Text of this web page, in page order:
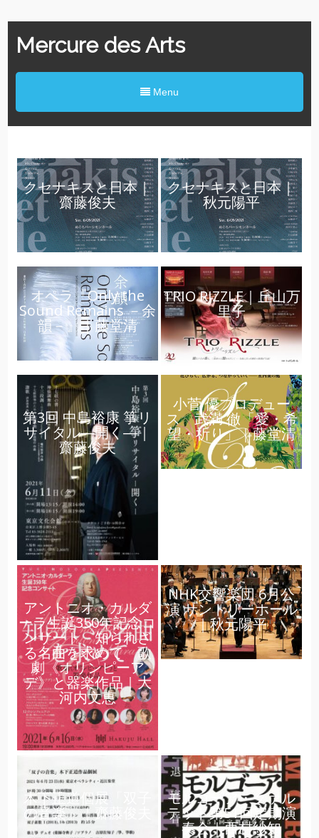
Mercure des Arts
Menu
クセナキスと日本｜
齋藤俊夫
クセナキスと日本｜
秋元陽平
オペラ『Only the
Sound Remains －余
韻－』｜藤堂清
TRIO RIZZLE｜丘山万
里子
第3回 中島裕康 箏リ
サイタル―開く―｜
齋藤俊夫
小菅 優プロデュー
ス 武満 徹「愛・希
望・祈り」｜藤堂清
アントニオ・カルダ
ーラ生誕350年記念コ
ンサート 知られざ
る名曲を求めて 歌
劇《オリンピーア
デ》と器楽作品｜大
河内文恵
NHK交響楽団 6⽉公
演 サントリーホール
｜秋元陽平
木下正道個展「双子
の音楽」｜齋藤俊夫
モルゴーア・クァル
テット第51回定期演
奏会｜西村紗知